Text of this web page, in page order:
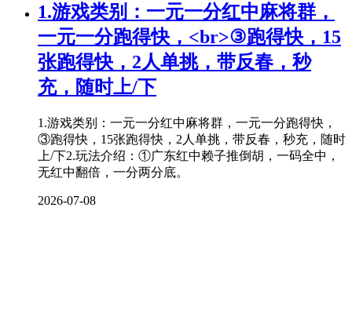
1.游戏类别：一元一分红中麻将群，
一元一分跑得快，<br>③跑得快，15
张跑得快，2人单挑，带反春，秒
充，随时上/下
1.游戏类别：一元一分红中麻将群，一元一分跑得快，
③跑得快，15张跑得快，2人单挑，带反春，秒充，随时
上/下2.玩法介绍：①广东红中赖子推倒胡，一码全中，
无红中翻倍，一分两分底。
2026-07-08